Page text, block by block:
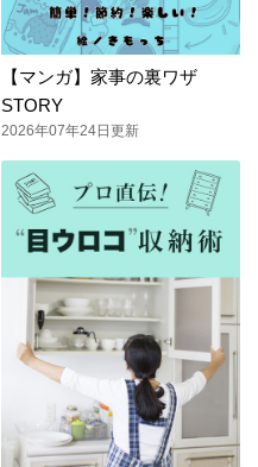
【マンガ】家事の裏ワザ
STORY
2026年07年24日更新